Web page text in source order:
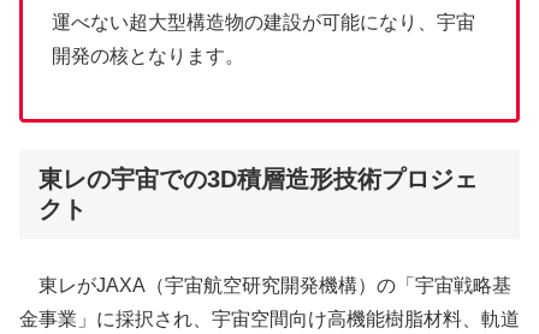
運べない超大型構造物の建設が可能になり、宇宙
開発の核となります。
東レの宇宙での3D積層造形技術プロジェ
クト
東レがJAXA（宇宙航空研究開発機構）の「宇宙戦略基
金事業」に採択され、宇宙空間向け高機能樹脂材料、軌道